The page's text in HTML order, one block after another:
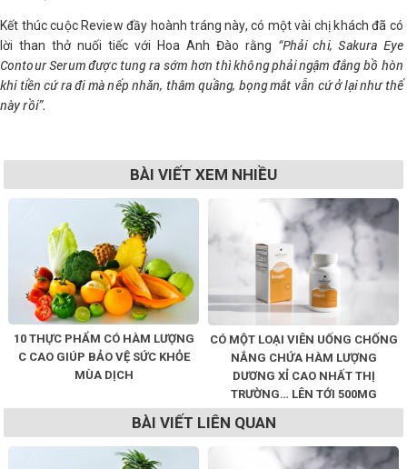
Kết thúc cuộc Review đầy hoành tráng này, có một vài chị khách đã có
lời than thở nuối tiếc với Hoa Anh Đào rằng “Phải chi, Sakura Eye
Contour Serum được tung ra sớm hơn thì không phải ngậm đắng bồ hòn
khi tiền cứ ra đi mà nếp nhăn, thâm quầng, bọng mắt vẫn cứ ở lại như thế
này rồi”.
BÀI VIẾT XEM NHIỀU
10 THỰC PHẨM CÓ HÀM LƯỢNG
C CAO GIÚP BẢO VỆ SỨC KHỎE
MÙA DỊCH
CÓ MỘT LOẠI VIÊN UỐNG CHỐNG
NẮNG CHỨA HÀM LƯỢNG
DƯƠNG XỈ CAO NHẤT THỊ
TRƯỜNG… LÊN TỚI 500MG
BÀI VIẾT LIÊN QUAN